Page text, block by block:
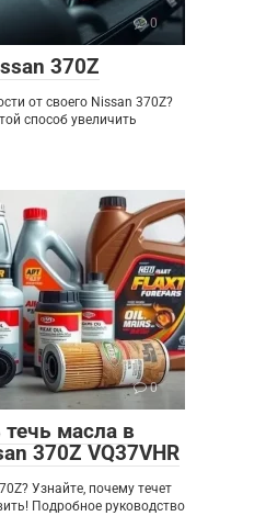
0
370Z
от своего Nissan 370Z?
способ увеличить
0
течь масла в
370Z VQ37VHR
Узнайте, почему течет
Подробное руководство